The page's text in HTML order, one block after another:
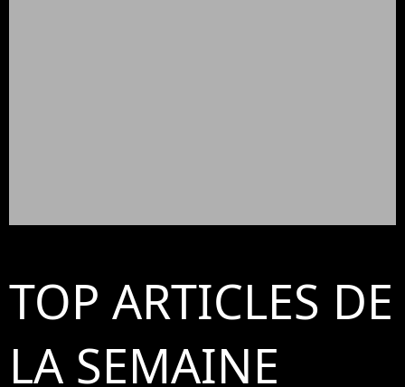
TOP ARTICLES DE
LA SEMAINE